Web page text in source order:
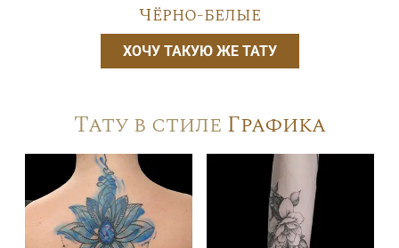
Чёрно-белые
ХОЧУ ТАКУЮ ЖЕ ТАТУ
Тату в стиле Графика